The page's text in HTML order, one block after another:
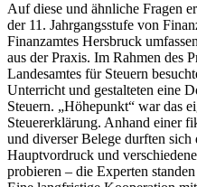
Auf diese und ähnliche Fragen
der 11. Jahrgangsstufe von
Finanzamtes Hersbruck
aus der Praxis. Im Rahmen des
Landesamtes für Steuern
Unterricht und gestalteten eine
Steuern. „Höhepunkt“ war das
Steuererklärung. Anhand einer
und diverser Belege durften
Hauptvordruck und
probieren – die Experten